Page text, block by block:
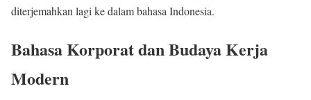
diterjemahkan lagi ke dalam bahasa Indonesia.
Bahasa Korporat dan Budaya Kerja
Modern